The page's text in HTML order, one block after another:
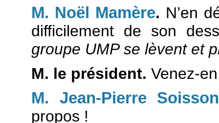
M. Noël Mamère. N’en
difficilement de son
groupe UMP se lèvent et
M. le président. Venez-
M. Jean-Pierre Soisson
propos !